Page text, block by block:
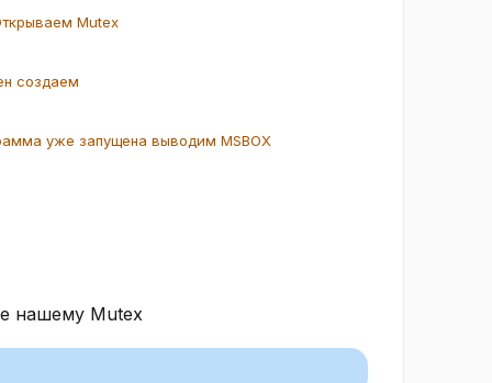
Mutex
создаем
уже запущена выводим MSBOX
нашему Mutex